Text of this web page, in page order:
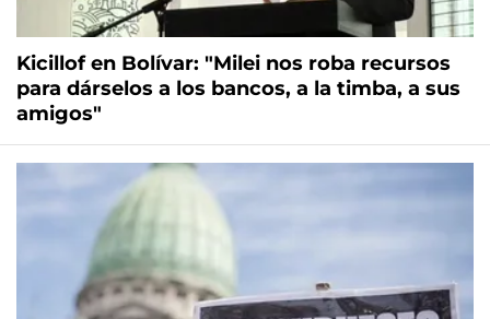
Kicillof en Bolívar: "Milei nos roba recursos
para dárselos a los bancos, a la timba, a sus
amigos"